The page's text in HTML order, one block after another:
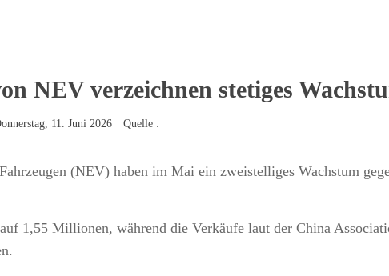
NEV verzeichnen stetiges
11. Juni 2026 Quelle :
(NEV) haben im Mai ein zweistelliges Wachstum
1,55 Millionen, während die Verkäufe laut der China